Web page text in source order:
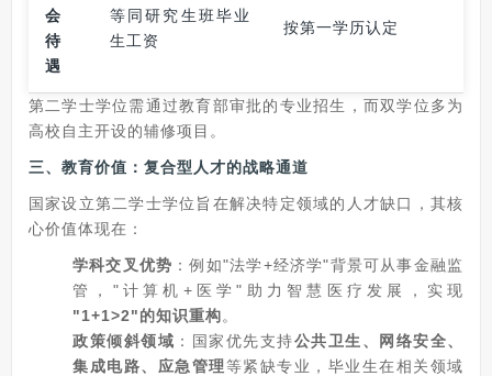
会
待
遇
等同研究生班毕业
生工资
按第一学历认定
第二学士学位需通过教育部审批的专业招生，而双学位多为
高校自主开设的辅修项目。
三、教育价值： 复合型人才的战略通道
国家设立第二学士学位旨在解决特定领域的人才缺口，其核
心价值体现在：
学科交叉优势 ：例如"法学+经济学"背景可从事金融监
管，"计算机+医学"助力智慧医疗发展，实现
"1+1>2"的知识重构。
政策倾斜领域 ：国家优先支持公共卫生、网络安全、
集成电路、应急管理等紧缺专业，毕业生在相关领域